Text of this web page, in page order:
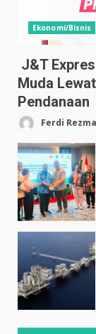
Ekonomi/Bisnis
J&T
Muda
Pendanaan
Ferdi